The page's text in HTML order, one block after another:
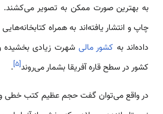
به بهترین صورت ممکن به تصویر می‌کشند.
چاپ و انتشار یافته‌اند به همراه
داده‌اند به کشور مالی شهرت زیادی بخشیده و
کشور در سطح قاره آفریقا بشمار می‌روند[۵]
.
در واقع می‌توان گفت حجم عظیم کتب خطی